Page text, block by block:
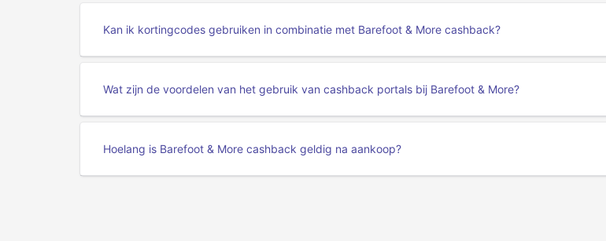
Kan ik kortingcodes gebruiken in combinatie met Barefoot & More cashback?
Wat zijn de voordelen van het gebruik van cashback portals bij Barefoot & More?
Hoelang is Barefoot & More cashback geldig na aankoop?